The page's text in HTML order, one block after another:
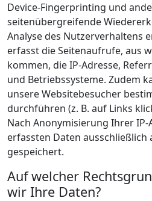
Device-Fingerprinting und
seitenübergreifende
Analyse des Nutzerverhaltens
erfasst die Seitenaufrufe, aus
kommen, die IP-Adresse,
und Betriebssysteme. Zudem
unsere Websitebesucher
durchführen (z. B. auf Links
Nach Anonymisierung Ihrer
erfassten Daten ausschließlich
gespeichert.
Auf welcher
wir Ihre Daten?